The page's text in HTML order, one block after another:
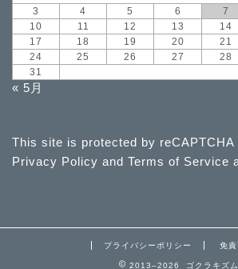
3
4 5 6 7
10
11 12 13 14
17
18 19 20 21
24
25 26 27 28
31
« 5月
This site is protected by reCAPTCHA
Privacy Policy and Terms of Service
プライバシーポリシー 免
2013–2026 ゴクラキズム